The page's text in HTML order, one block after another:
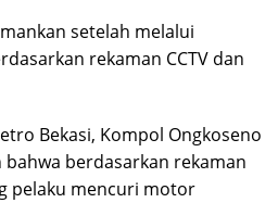
setelah melalui
rekaman CCTV dan
Bekasi, Kompol Ongkoseno
berdasarkan rekaman
pelaku mencuri motor